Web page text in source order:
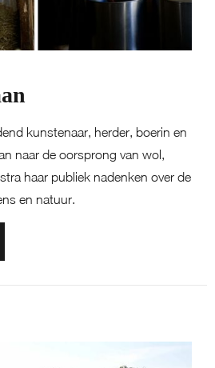
kunstenaar, herder, boerin en
naar de oorsprong van wol,
haar publiek nadenken over de
en natuur.